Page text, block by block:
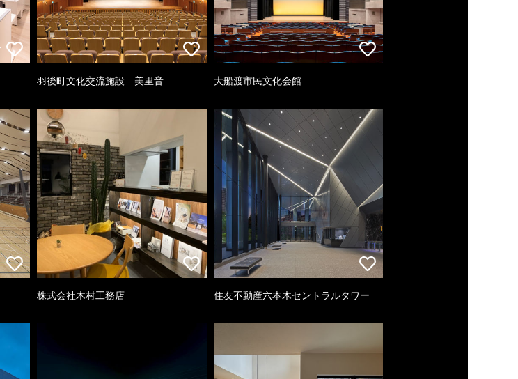
羽後町文化交流施設 美里音 大船渡市民文化会館
株式会社木村工務店 住友不動産六本木セントラルタワー